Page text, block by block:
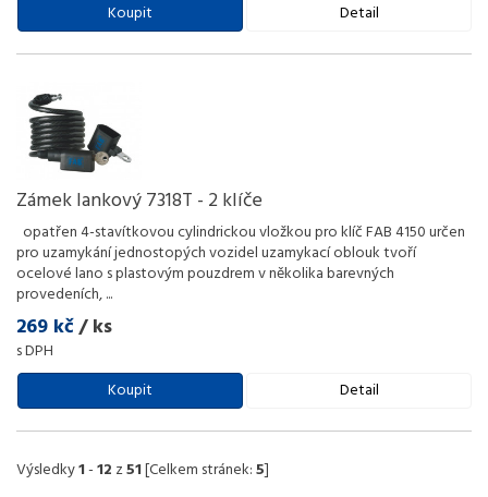
Koupit
Detail
Zámek lankový 7318T - 2 klíče
opatřen 4-stavítkovou cylindrickou vložkou pro klíč FAB 4150 určen
pro uzamykání jednostopých vozidel uzamykací oblouk tvoří
ocelové lano s plastovým pouzdrem v několika barevných
provedeních,...
269 kč/ ks
s DPH
Koupit
Detail
Výsledky1-12 z51[Celkem stránek:5]